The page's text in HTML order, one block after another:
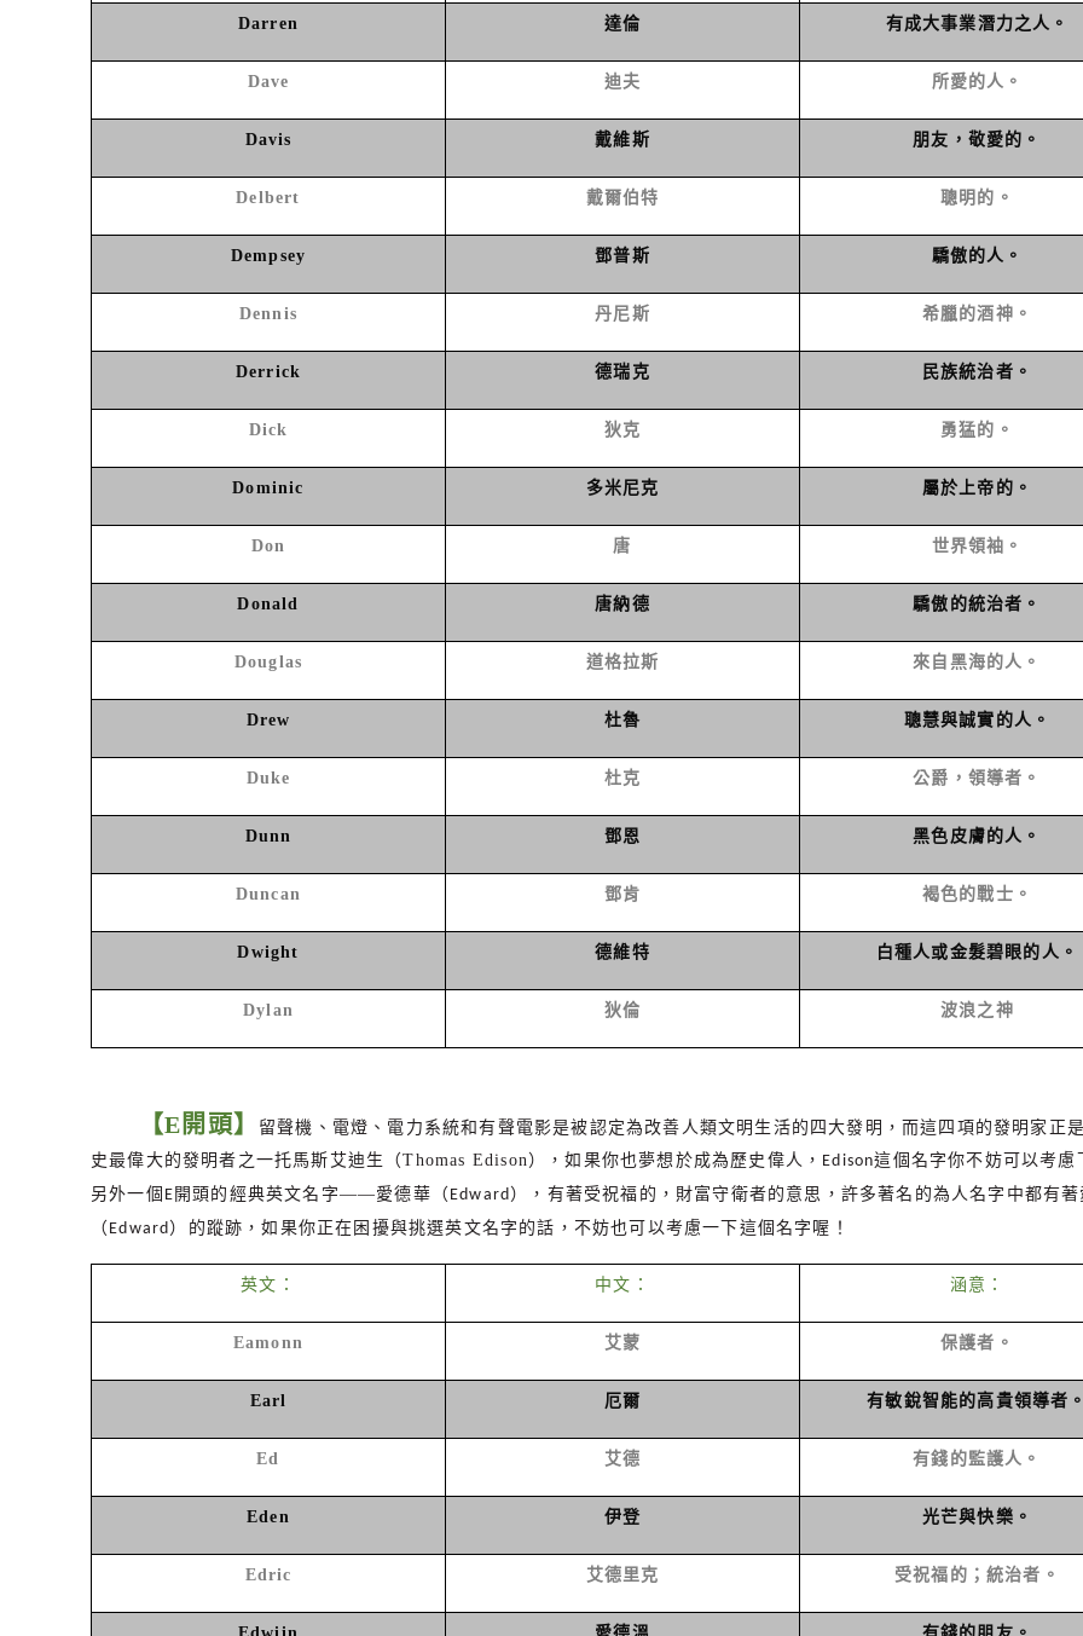
Darren 達倫 有成大事業潛力之人。
Dave 迪夫 所愛的人。
Davis 戴維斯 朋友，敬愛的。
Delbert 戴爾伯特 聰明的。
Dempsey 鄧普斯 驕傲的人。
Dennis 丹尼斯 希臘的酒神。
Derrick 德瑞克 民族統治者。
Dick 狄克 勇猛的。
Dominic 多米尼克 屬於上帝的。
Don 唐 世界領袖。
Donald 唐納德 驕傲的統治者。
Douglas 道格拉斯 來自黑海的人。
Drew 杜魯 聰慧與誠實的人。
Duke 杜克 公爵，領導者。
Dunn 鄧恩 黑色皮膚的人。
Duncan 鄧肯 褐色的戰士。
Dwight 德維特 白種人或金髮碧眼的人。
Dylan 狄倫 波浪之神
【E 開頭】
留聲機、電燈、電力系統和有聲電影是被認定為改善人類文明生活的四大發明，而這四項的發明家正
史最偉大的發明者之一托馬斯艾迪生（Thomas Edison），如果你也夢想於成為歷史偉人， Edison這個名字你不妨可以考慮
另外一個 E 開頭的經典英文名字——愛德華（ Edward），有著受祝福的，財富守衛者的意思，許多著名的為人名字中都有
（ Edward）的蹤跡，如果你正在困擾與挑選英文名字的話，不妨也可以考慮一下這個名字喔！
英文： 中文： 涵意：
Eamonn 艾蒙 保護者。
Earl 厄爾 有敏銳智能的高貴領導者
Ed 艾德 有錢的監護人。
Eden 伊登 光芒與快樂。
Edric 艾德里克 受祝福的；統治者。